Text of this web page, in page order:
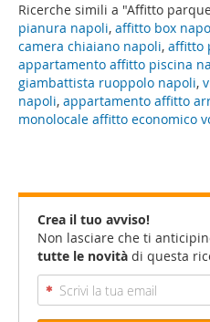
Ricerche simili a "Affitto
pianura napoli, affitto box
camera chiaiano napoli, affitto
appartamento affitto piscina
giambattista ruoppolo napoli,
napoli, appartamento affitto
monolocale affitto economico
Crea il tuo avviso!
Non lasciare che ti
tutte le novità di questa